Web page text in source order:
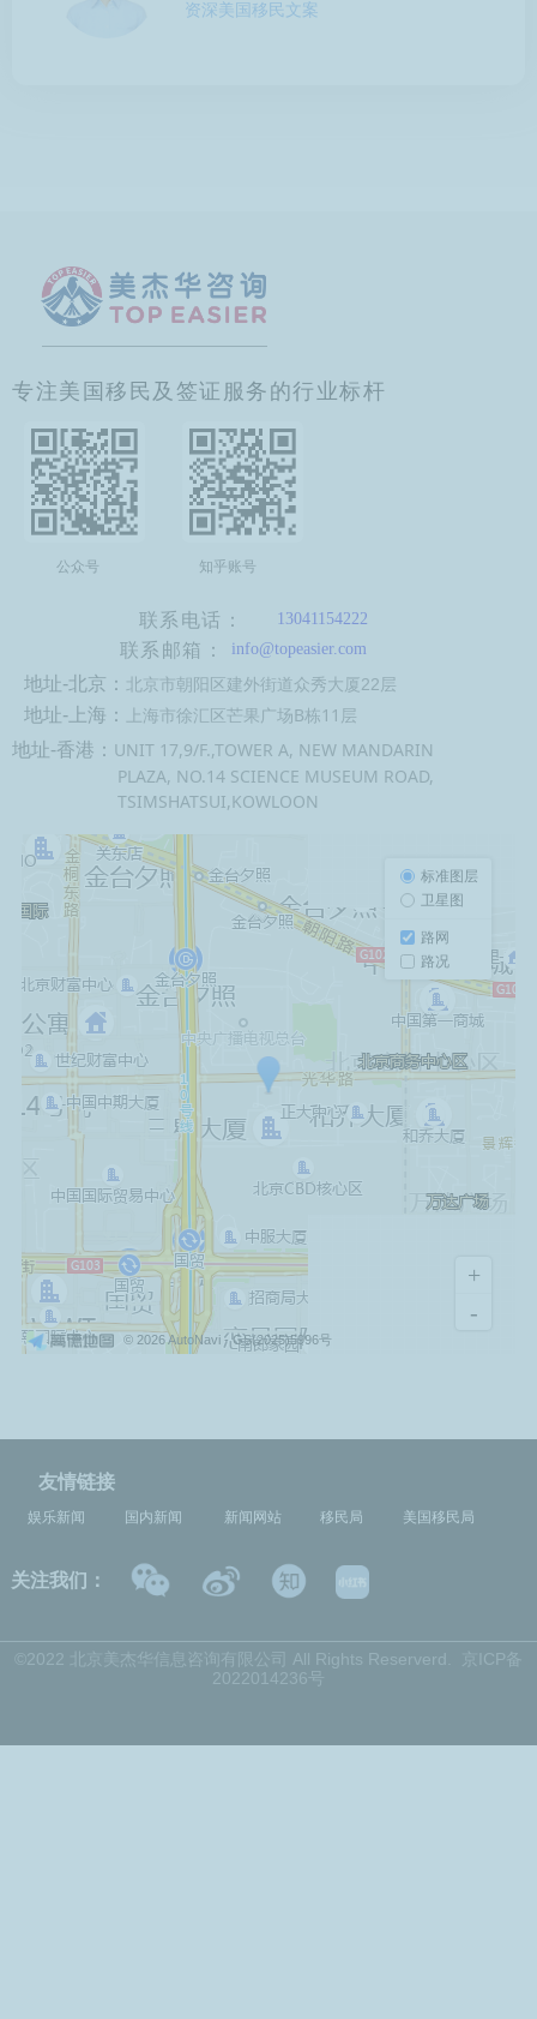
资深美国移民文案
©2022 北京美杰华信息咨询有限公司 All Rights Reserverd.
京ICP备
2022014236号
关注我们：
友情链接
娱乐新闻 国内新闻 新闻网站 移民局 美国移民局
公众号 知乎账号
专注美国移民及签证服务的行业标杆
联系电话： 13041154222
联系邮箱： info@topeasier.com
地址-香港： UNIT 17,9/F.,TOWER A, NEW MANDARIN
PLAZA, NO.14 SCIENCE MUSEUM ROAD,
TSIMSHATSUI,KOWLOON
地址-北京： 北京市朝阳区建外街道众秀大厦22层
地址-上海： 上海市徐汇区芒果广场B栋11层